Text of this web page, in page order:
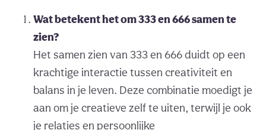
Wat betekent het om 333 en 666 samen te
zien?
Het samen zien van 333 en 666 duidt op een
krachtige interactie tussen creativiteit en
balans in je leven. Deze combinatie moedigt je
aan om je creatieve zelf te uiten, terwijl je ook
je relaties en persoonlijke